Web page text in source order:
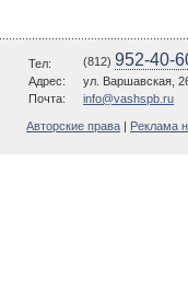
Тел: (812) 952-40-
Адрес:
ул. Варшавская,
Почта:
info@vashspb.ru
Авторские права Реклама